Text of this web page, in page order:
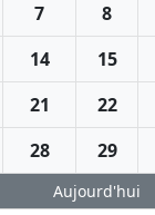
7 8
14 15
21 22
28 29
Aujourd'hui